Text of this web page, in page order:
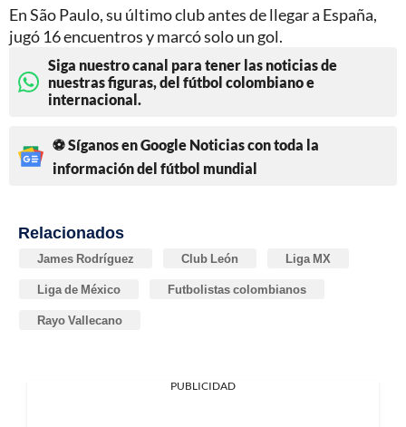
En São Paulo, su último club antes de llegar a España,
jugó 16 encuentros y marcó solo un gol.
Siga nuestro canal para tener las noticias de
nuestras figuras, del fútbol colombiano e
internacional.
⚽ Síganos en Google Noticias con toda la
información del fútbol mundial
Relacionados
James Rodríguez Club León Liga MX
Liga de México Futbolistas colombianos
Rayo Vallecano
PUBLICIDAD